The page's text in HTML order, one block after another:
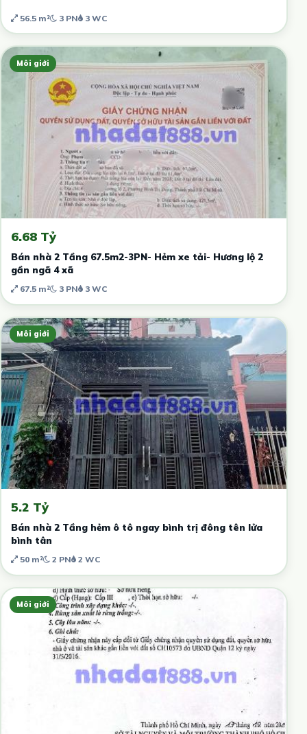
56.5 m² 3 PN 3 WC
Môi giới
6.68 Tỷ
Bán nhà 2 Tầng 67.5m2-3PN- Hẻm xe tải- Hương lộ 2
gần ngã 4 xã
67.5 m² 3 PN 3 WC
Môi giới
5.2 Tỷ
Bán nhà 2 Tầng hẻm ô tô ngay bình trị đông tên lửa
bình tân
50 m² 2 PN 2 WC
Môi giới